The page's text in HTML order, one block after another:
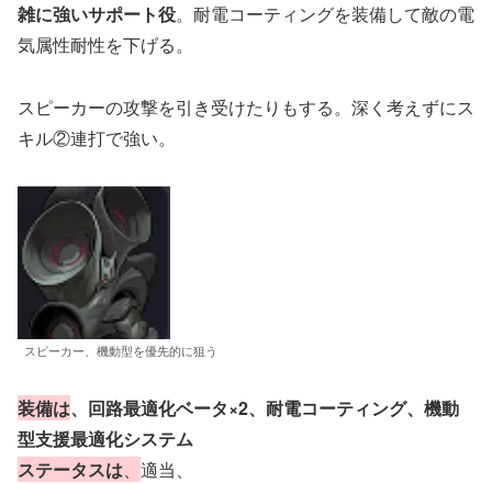
雑に強いサポート役。耐電コーティングを装備して敵の電
気属性耐性を下げる。
スピーカーの攻撃を引き受けたりもする。深く考えずにス
キル②連打で強い。
スピーカー、機動型を優先的に狙う
装備は、回路最適化ベータ×2、耐電コーティング、機動
型支援最適化システム
ステータスは
適当、